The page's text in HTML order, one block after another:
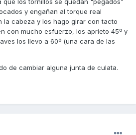
y engañan al torque real
la cabeza y los hago girar con tacto
con mucho esfuerzo, los aprieto 45º y
los llevo a 60º (una cara de las
de cambiar alguna junta de culata.